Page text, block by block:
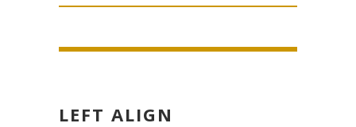
LEFT ALIGN
Stay up to date with the latest news from the